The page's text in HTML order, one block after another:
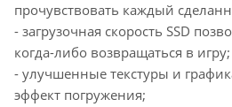
прочувствовать каждый
- загрузочная скорость SSD
когда-либо возвращаться в игру;
- улучшенные текстуры и
эффект погружения;